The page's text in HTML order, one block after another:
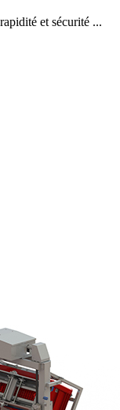
et sécurité ...